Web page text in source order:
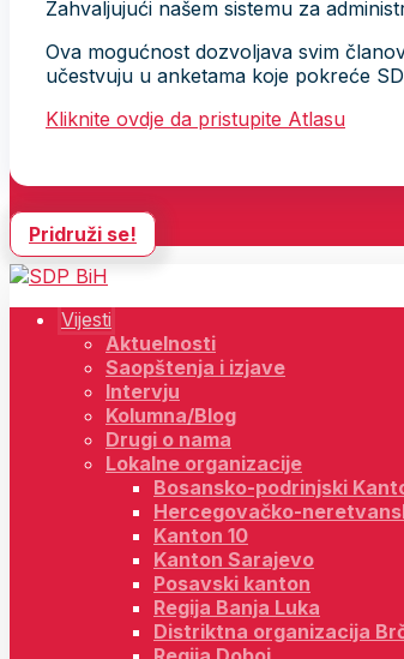
Zahvaljujući našem sistemu za
Ova mogućnost dozvoljava svim
učestvuju u anketama koje pokreće
Kliknite ovdje da pristupite Atlasu
Pridruži se!
Vijesti
Aktuelnosti
Saopštenja i izjave
Intervju
Kolumna/Blog
Drugi o nama
Lokalne organizacije
Bosansko-podrinjski
Hercegovačko-
Kanton 10
Kanton Sarajevo
Posavski kanton
Regija Banja Luka
Distriktna organizacija